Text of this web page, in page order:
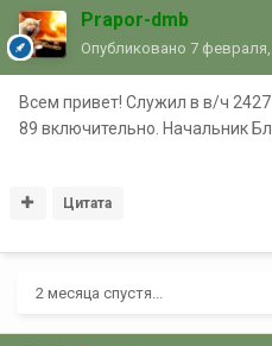
Prapor-dmb
Опубликовано 7 февраля,
Всем привет! Служил в в/ч
89 включительно. Начальник
Цитата
2 месяца спустя...